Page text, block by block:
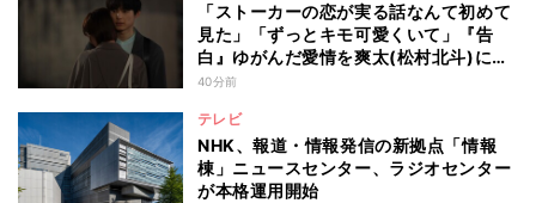
「ストーカーの恋が実る話なんて初めて
見た」「ずっとキモ可愛くいて」『告
白』ゆがんだ愛情を爽太(松村北斗)に向
ける視聴者の声
40分前
テレビ
NHK、報道・情報発信の新拠点「情報
棟」ニュースセンター、ラジオセンター
が本格運用開始